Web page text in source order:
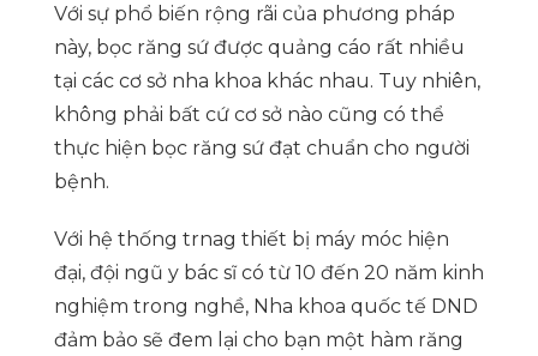
Với sự phổ biến rộng rãi của phương pháp
này, bọc răng sứ được quảng cáo rất nhiều
tại các cơ sở nha khoa khác nhau. Tuy nhiên,
không phải bất cứ cơ sở nào cũng có thể
thực hiện bọc răng sứ đạt chuẩn cho người
bệnh.
Với hệ thống trnag thiết bị máy móc hiện
đại, đội ngũ y bác sĩ có từ 10 đến 20 năm kinh
nghiệm trong nghề, Nha khoa quốc tế DND
đảm bảo sẽ đem lại cho bạn một hàm răng